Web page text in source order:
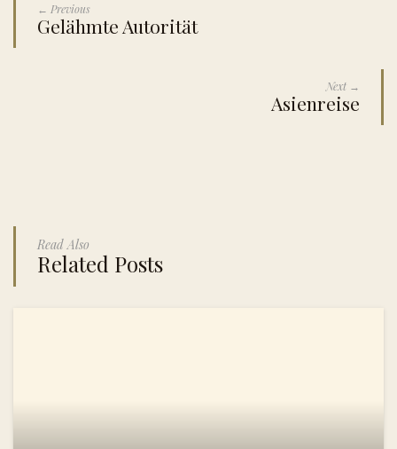
← Previous
Gelähmte Autorität
Next →
Asienreise
Read Also
Related Posts